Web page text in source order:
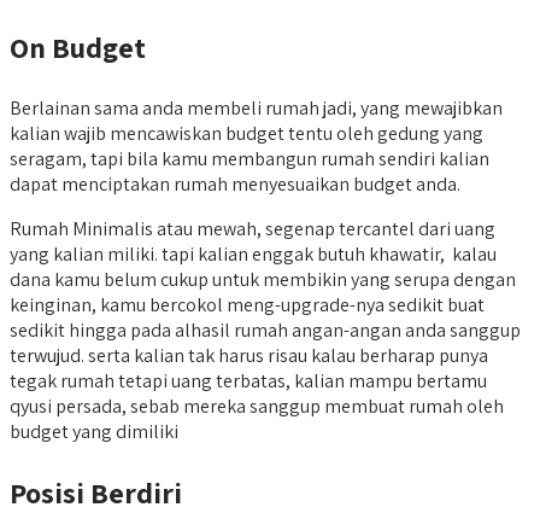
On Budget
Berlainan sama anda membeli rumah jadi, yang mewajibkan
kalian wajib mencawiskan budget tentu oleh gedung yang
seragam, tapi bila kamu membangun rumah sendiri kalian
dapat menciptakan rumah menyesuaikan budget anda.
Rumah Minimalis atau mewah, segenap tercantel dari uang
yang kalian miliki. tapi kalian enggak butuh khawatir, kalau
dana kamu belum cukup untuk membikin yang serupa dengan
keinginan, kamu bercokol meng-upgrade-nya sedikit buat
sedikit hingga pada alhasil rumah angan-angan anda sanggup
terwujud. serta kalian tak harus risau kalau berharap punya
tegak rumah tetapi uang terbatas, kalian mampu bertamu
qyusi persada, sebab mereka sanggup membuat rumah oleh
budget yang dimiliki
Posisi Berdiri